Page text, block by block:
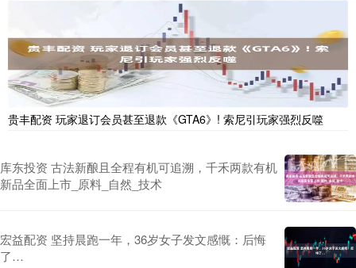
贵丰配资 玩家退订会员甚至退款《GTA6》! 索尼引玩家强烈反噬
库东投资 古法新酿且全程有机可追溯，千禾两款有机
新品全面上市_原料_自然_技术
宏益配资 坚持晨跑一年，36岁女子发文感慨：后悔
了…